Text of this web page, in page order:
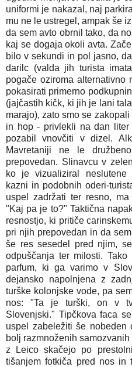
uniformi je nakazal, naj
mu ne le ustregel, ampak še
da sem avto obrnil tako, da
kaj se dogaja okoli avta.
bilo v sekundi in pol jasno,
darilc (valda jih turista
pogače oziroma alternativno
pokasirati primerno
(jajčastih kičk, ki jih je lani
marajo), zato smo se
in hop - privlekli na dan
pozabil vnovčiti v dizel.
Mavretaniji ne le
prepovedan. Slinavcu v
ko je vizualiziral neslutene
kazni in podobnih oderi-
uspel zadržati ter resno,
"Kaj pa je to?" Taktična
resnostjo, ki pritiče
pri njih prepovedan in da
še res sesedel pred njim,
odpuščanja ter milosti.
parfum, ki ga varimo v
dejansko napolnjena z
turške kolonjske vode, pa
nos: "Ta je turški, on v
Slovenjski." Tipčkova faca
uspel zabeležiti še nobeden
bolj razmnoženih
z Leico skačejo po
tišanjem fotkiča pred nos in